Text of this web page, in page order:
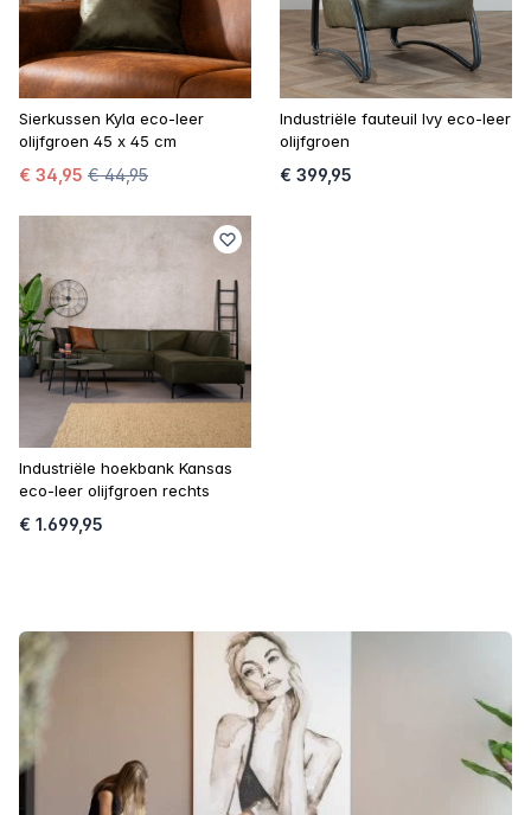
Sierkussen Kyla eco-leer
olijfgroen 45 x 45 cm
€ 34,95 € 44,95
Industriële fauteuil Ivy eco-leer
olijfgroen
€ 399,95
Industriële hoekbank Kansas
eco-leer olijfgroen rechts
€ 1.699,95